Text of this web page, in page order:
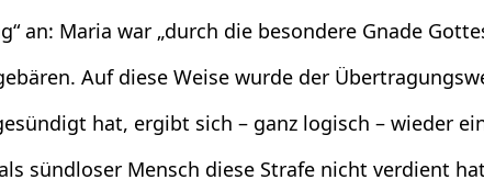
an: Maria war „durch die besondere Gnade
Auf diese Weise wurde der
hat, ergibt sich – ganz logisch – wieder
sündloser Mensch diese Strafe nicht verdient